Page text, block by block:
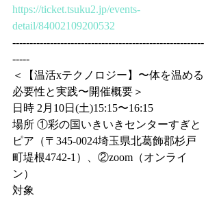
https://ticket.tsuku2.jp/events-
detail/84002109200532
--------------------------------------------------------
-----
＜【温活xテクノロジー】〜体を温める
必要性と実践〜開催概要＞
日時 2月10日(土)15:15〜16:15
場所 ①彩の国いきいきセンターすぎと
ピア（〒345-0024埼玉県北葛飾郡杉戸
町堤根4742-1）、②zoom（オンライ
ン）
対象